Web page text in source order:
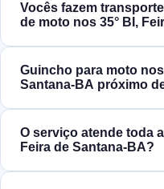
Vocês fazem
de moto nos 35° BI,
Guincho para moto nos
Santana‑BA próximo
O serviço atende toda
Feira de Santana‑BA?